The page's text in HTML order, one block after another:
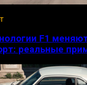
F1
реальные